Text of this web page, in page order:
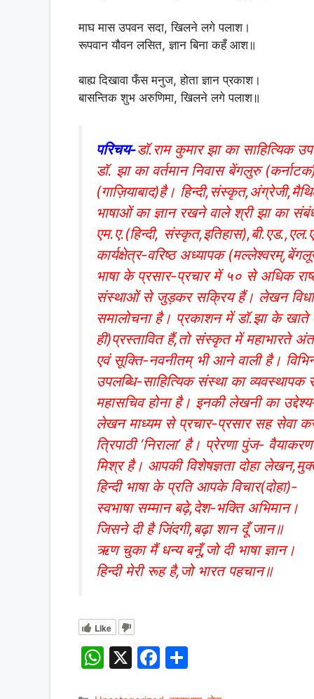
माघ मास उपवन सदा, खिलने लगे पलाश।
रूपवान यौवन लसित, ज्ञान बिना कहँ आश॥
बाह्य दिखावा फँस मनुज, होता ज्ञान प्रकाश।
बासन्तिक शुभ अरुणिमा, खिलने लगे पलाश॥
परिचय-डॉ.राम कुमार झा का साहित्यिक
डॉ. झा का वर्तमान निवास बेंगलुरु
(गाज़ियाबाद)है।
भाषाओं का ज्ञान रखने वाले श्री झा का
एम.ए.(हिन्दी,
कार्यक्षेत्र-वरिष्ठ अध्यापक
भाषा के प्रसार-प्रचार में ५० से अधिक
संस्थाओं से जुड़कर सक्रिय हैं। लेखन
समालोचना है। प्रकाशन में डॉ.झा के खाते
ही)प्रस्तावित हैं,तो संस्कृत में महाभारते
एवं सूक्ति-नवनीतम् भी आने वाली है।
उपलब्धि-साहित्यिक संस्था का
महासचिव होना है। इनकी लेखनी का उद्देश्य-
लेखन माध्यम से प्रचार-प्रसार सह सेवा
त्रिपाठी ‘निराला’ है। प्रेरणा पुंज-
मिश्र है। आपकी विशेषज्ञता दोहा
हिन्दी भाषा के प्रति आपके विचार(दोहा)-
स्वभाषा सम्मान बढ़े,देश-भक्ति अभिमान।
जिसने दी है जिंदगी,बढ़ा शान दूँ जान॥
ऋण चुका मैं धन्य बनूँ,जो दी भाषा ज्ञान।
हिन्दी मेरी रूह है,जो भारत पहचान॥
Like
W X
F